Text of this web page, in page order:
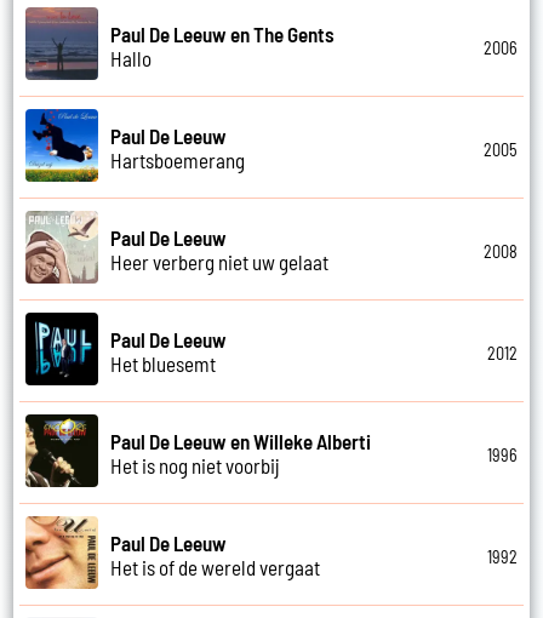
Paul De Leeuw en The Gents
Hallo
2006
Paul De Leeuw
Hartsboemerang
2005
Paul De Leeuw
Heer verberg niet uw gelaat
2008
Paul De Leeuw
Het bluesemt
2012
Paul De Leeuw en Willeke Alberti
Het is nog niet voorbij
1996
Paul De Leeuw
Het is of de wereld vergaat
1992